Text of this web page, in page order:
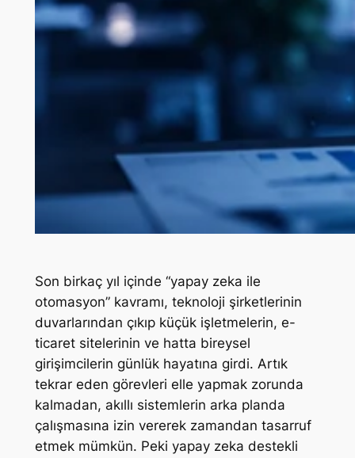
Son birkaç yıl içinde “yapay zeka ile
otomasyon” kavramı, teknoloji şirketlerinin
duvarlarından çıkıp küçük işletmelerin, e-
ticaret sitelerinin ve hatta bireysel
girişimcilerin günlük hayatına girdi. Artık
tekrar eden görevleri elle yapmak zorunda
kalmadan, akıllı sistemlerin arka planda
çalışmasına izin vererek zamandan tasarruf
etmek mümkün. Peki yapay zeka destekli